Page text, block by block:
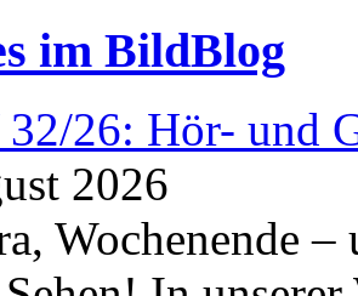
im BildBlog
26: Hör- und
2026
Wochenende